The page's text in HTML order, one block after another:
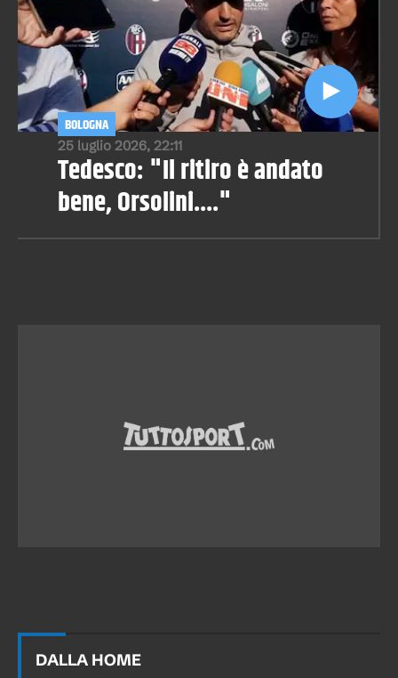
25 luglio 2026, 22:11
BOLOGNA
Tedesco: "Il ritiro è andato
bene, Orsolini...."
DALLA HOME